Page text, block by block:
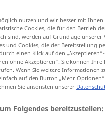
nutzen und wir besser mit Ihnen
Cookies, die für den Betrieb
sind, werden auf Grundlage unserer
und Cookies, die der Bereitstellung
einen Klick auf den
ohne Akzeptieren“. Sie können
Wenn Sie weitere Informationen
auf den Button „Mehr
Sie ansonsten unserer
Folgendes bereitzustellen: